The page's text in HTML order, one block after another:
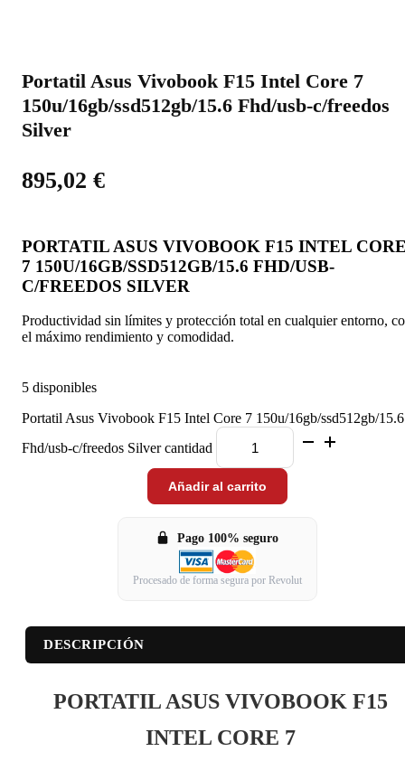
Portatil Asus Vivobook F15 Intel Core 7
150u/16gb/ssd512gb/15.6 Fhd/usb-c/freedos
Silver
895,02 €
PORTATIL ASUS VIVOBOOK F15 INTEL
7 150U/16GB/SSD512GB/15.6 FHD/USB-
C/FREEDOS SILVER
Productividad sin límites y protección total en cualquier entorno,
el máximo rendimiento y comodidad.
5 disponibles
Portatil Asus Vivobook F15 Intel Core 7 150u/16gb/ssd512gb/15.6
Fhd/usb-c/freedos Silver cantidad
Añadir al carrito
Pago 100% seguro
Procesado de forma segura por Revolut
DESCRIPCIÓN
PORTATIL ASUS VIVOBOOK F15
INTEL CORE 7